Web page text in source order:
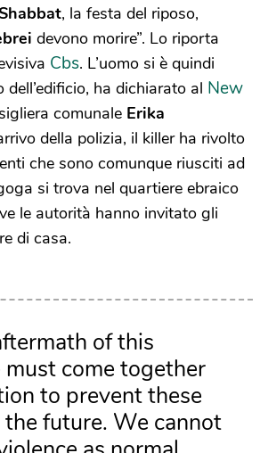
, la festa del riposo,
devono morire”. Lo riporta
Cbs. L’uomo si è quindi
dell’edificio, ha dichiarato al New
comunale Erika
della polizia, il killer ha rivolto
che sono comunque riusciti ad
si trova nel quartiere ebraico
le autorità hanno invitato gli
di casa.
of this
come together
to prevent these
future. We cannot